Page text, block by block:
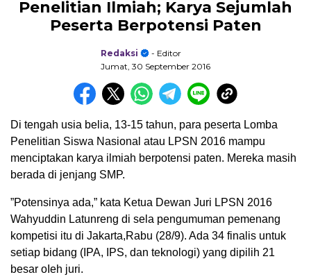
Penelitian Ilmiah; Karya Sejumlah
Peserta Berpotensi Paten
Redaksi
- Editor
Jumat, 30 September 2016
Di tengah usia belia, 13-15 tahun, para peserta Lomba
Penelitian Siswa Nasional atau LPSN 2016 mampu
menciptakan karya ilmiah berpotensi paten. Mereka masih
berada di jenjang SMP.
”Potensinya ada,” kata Ketua Dewan Juri LPSN 2016
Wahyuddin Latunreng di sela pengumuman pemenang
kompetisi itu di Jakarta,Rabu (28/9). Ada 34 finalis untuk
setiap bidang (IPA, IPS, dan teknologi) yang dipilih 21
besar oIeh juri.